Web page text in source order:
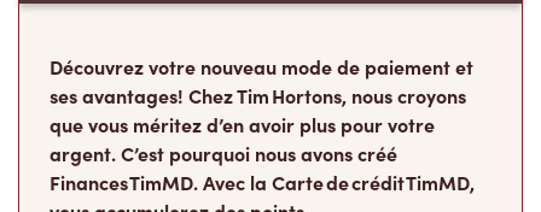
que vous méritez d’en avoir plus pour votre
argent. C’est pourquoi nous avons créé
Finances TimMD. Avec la Carte de crédit TimMD,
vous accumulerez des points
FidéliTimMC partout où vous magasinez.